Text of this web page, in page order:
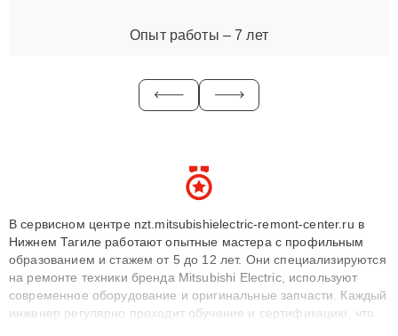
Опыт работы – 7 лет
В сервисном центре nzt.mitsubishielectric-remont-center.ru в
Нижнем Тагиле работают опытные мастера с профильным
образованием и стажем от 5 до 12 лет. Они специализируются
на ремонте техники бренда Mitsubishi Electric, используют
современное оборудование и оригинальные запчасти. Каждый
инженер регулярно проходит обучение и сертификацию, что